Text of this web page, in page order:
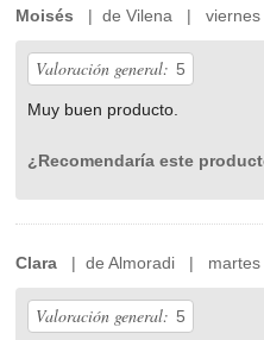
Moisés | de Vilena | viernes
Valoración general: 5
Muy buen producto.
¿Recomendaría este
Clara | de Almoradi | martes
Valoración general: 5